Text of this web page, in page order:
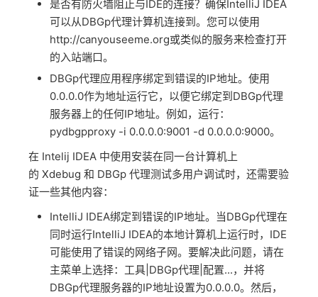
是否有防火墙阻止与IDE的连接？确保IntelliJ IDEA
可以从DBGp代理计算机连接到。您可以使用
http://canyouseeme.org或类似的服务来检查打开
的入站端口。
DBGp代理应用程序绑定到错误的IP地址。使用
0.0.0.0作为地址运行它，以便它绑定到DBGp代理
服务器上的任何IP地址。例如，运行：
pydbgpproxy -i 0.0.0.0:9001 -d 0.0.0.0:9000。
在 Intelij IDEA 中使用安装在同一台计算机上
的 Xdebug 和 DBGp 代理测试多用户调试时，还需要验
证一些其他内容：
IntelliJ IDEA绑定到错误的IP地址。当DBGp代理在
同时运行IntelliJ IDEA的本地计算机上运行时，IDE
可能使用了错误的网络子网。要解决此问题，请在
主菜单上选择：工具|DBGp代理|配置...，并将
DBGp代理服务器的IP地址设置为0.0.0.0。然后，